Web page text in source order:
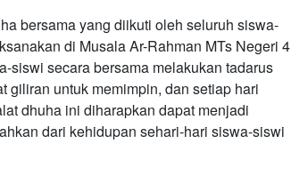
bersama yang diikuti oleh seluruh siswa-
di Musala Ar-Rahman MTs Negeri 4
siswi secara bersama melakukan tadarus
giliran untuk memimpin, dan setiap hari
dhuha ini diharapkan dapat menjadi
dari kehidupan sehari-hari siswa-siswi